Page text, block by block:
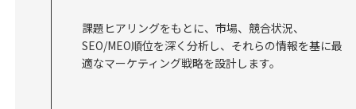
課題ヒアリングをもとに、市場、競合状況、
SEO/MEO順位を深く分析し、それらの情報を基に最
適なマーケティング戦略を設計します。